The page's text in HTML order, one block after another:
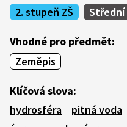
2. stupeň ZŠ
Střední
Vhodné pro předmět:
Zeměpis
Klíčová slova:
hydrosféra
pitná voda